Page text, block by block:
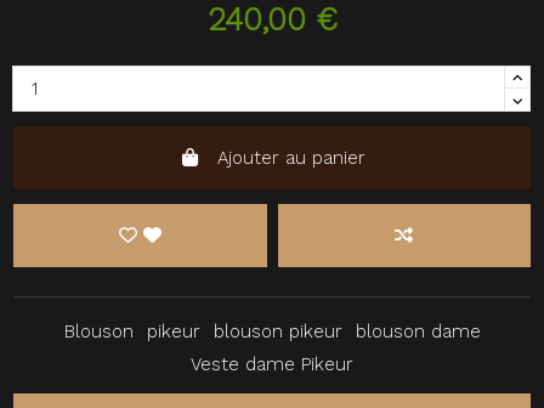
240,00 €
Ajouter au panier
Blouson pikeur blouson pikeur
blouson dame
Veste dame Pikeur